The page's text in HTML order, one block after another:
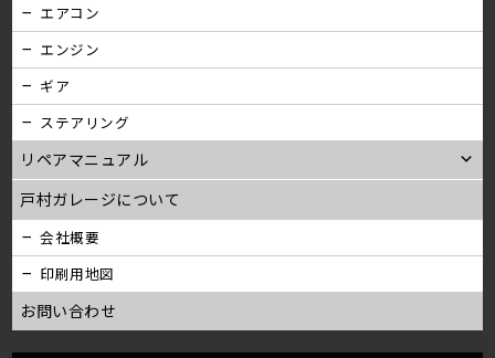
エアコン
エンジン
ギア
ステアリング
リペアマニュアル
戸村ガレージについて
会社概要
印刷用地図
お問い合わせ